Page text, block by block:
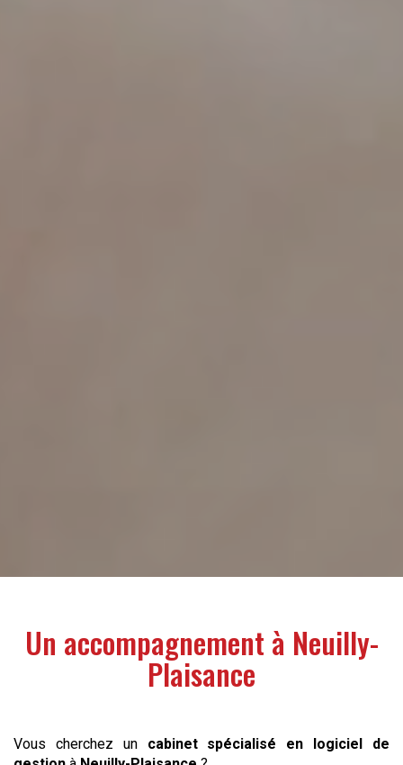
Un accompagnement à Neuilly-
Plaisance
Vous cherchez un cabinet spécialisé en logiciel de